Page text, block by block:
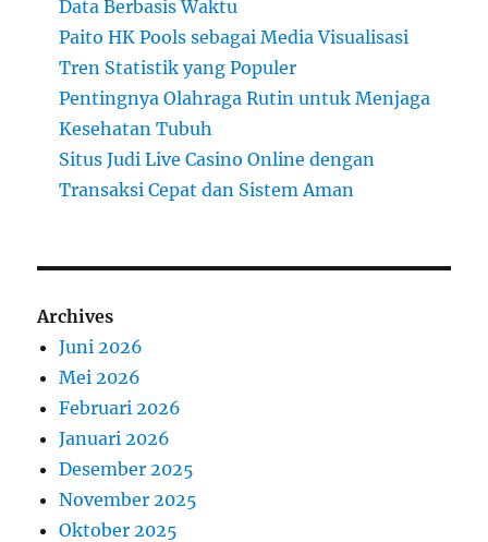
Data Berbasis Waktu
Paito HK Pools sebagai Media Visualisasi
Tren Statistik yang Populer
Pentingnya Olahraga Rutin untuk Menjaga
Kesehatan Tubuh
Situs Judi Live Casino Online dengan
Transaksi Cepat dan Sistem Aman
Archives
Juni 2026
Mei 2026
Februari 2026
Januari 2026
Desember 2025
November 2025
Oktober 2025